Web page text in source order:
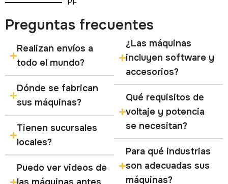
PF
Preguntas frecuentes
Realizan envíos a
todo el mundo?
Dónde se fabrican
sus máquinas?
Tienen sucursales
locales?
Puedo ver videos de
¿Las máquinas
incluyen software y
accesorios?
Qué requisitos de
voltaje y potencia
se necesitan?
Para qué industrias
son adecuadas sus
máquinas?